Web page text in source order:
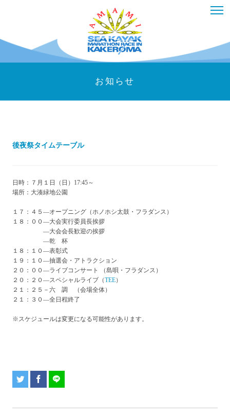
お知らせ
後夜祭タイムテーブル
日時：７月１日（日）17:45～
場所：大湊緑地公園
１７：４５―オープニング（ホノホシ太鼓・フラダンス）
１８：００―大会実行委員長挨拶
―大会会長歓迎の挨拶
―乾 杯
１８：１０―表彰式
１９：１０―抽選会・アトラクション
２０：００―ライブコンサート （島唄・フラダンス）
２０：２０―スペシャルライブ（TEE）
２１：２５－六 調 （会場全体）
２１：３０―全日程終了
※スケジュールは変更になる可能性があります。